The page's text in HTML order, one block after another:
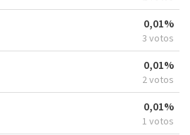
0,01%
3 votos
0,01%
2 votos
0,01%
1 votos